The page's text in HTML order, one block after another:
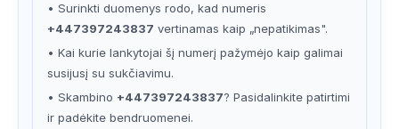
• Surinkti duomenys rodo, kad numeris
+447397243837 vertinamas kaip „nepatikimas".
• Kai kurie lankytojai šį numerį pažymėjo kaip galimai
susijusį su sukčiavimu.
• Skambino +447397243837? Pasidalinkite patirtimi
ir padėkite bendruomenei.